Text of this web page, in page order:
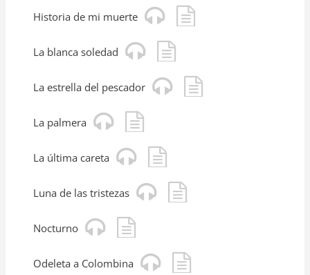
Historia de mi muerte
La blanca soledad
La estrella del pescador
La palmera
La última careta
Luna de las tristezas
Nocturno
Odeleta a Colombina